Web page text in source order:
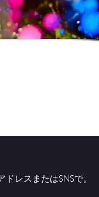
レスまたはSNSで。